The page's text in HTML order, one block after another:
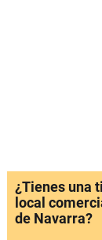
¿Tienes una
local
de Navarra?